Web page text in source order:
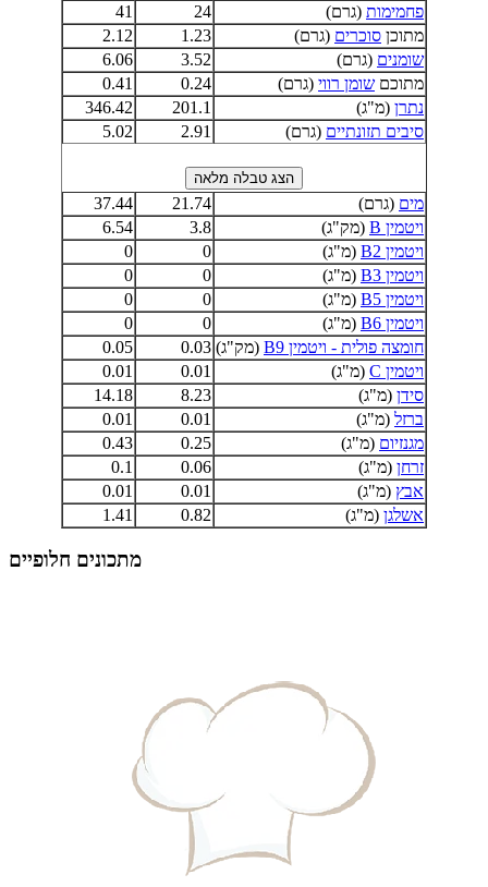
פחמימות (גרם) 24
41
מתוכן סוכרים (גרם) 1.23
2.12
שומנים (גרם) 3.52
6.06
מתוכם שומן רווי (גרם) 0.24
0.41
נתרן (מ"ג) 201.1
346.42
סיבים תזונתיים (גרם) 2.91
5.02
מים (גרם) 21.74
37.44
ויטמין B
(מק"ג) 3.8
6.54
ויטמין B2
(מ"ג) 0
0
ויטמין B3
(מ"ג) 0
0
ויטמין B5
(מ"ג) 0
0
ויטמין B6
(מ"ג) 0
0
חומצה פולית - ויטמין B9
(מק"ג) 0.03
0.05
ויטמין C
(מ"ג) 0.01
0.01
סידן (מ"ג) 8.23
14.18
ברזל (מ"ג) 0.01
0.01
מגנזיום (מ"ג) 0.25
0.43
זרחן (מ"ג) 0.06
0.1
אבץ (מ"ג) 0.01
0.01
אשלגן (מ"ג) 0.82
1.41
מתכונים חלופיים